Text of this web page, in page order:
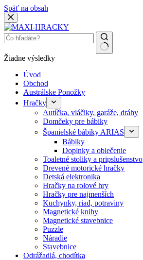
Späť na obsah
Žiadne výsledky
Úvod
Obchod
Austrálske Ponožky
Hračky
Autíčka, vláčiky, garáže, dráhy
Domčeky pre bábiky
Španielské bábiky ARIAS
Bábiky
Doplnky a oblečenie
Toaletné stoliky a pripslušenstvo
Drevené motorické hračky
Detská elektronika
Hračky na rolové hry
Hračky pre najmenších
Kuchynky, riad, potraviny
Magnetické knihy
Magnetické stavebnice
Puzzle
Náradie
Stavebnice
Odrážadlá, chodítka